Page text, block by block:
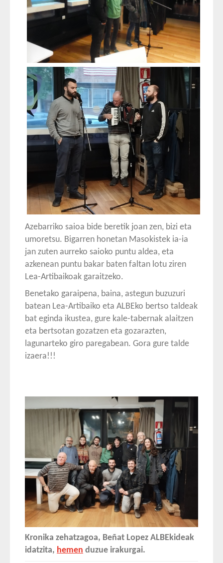
Azebarriko saioa bide beretik joan zen, bizi eta
umoretsu. Bigarren honetan Masokistek ia-ia
jan zuten aurreko saioko puntu aldea, eta
azkenean puntu bakar baten faltan lotu ziren
Lea-Artibaikoak garaitzeko.
Benetako garaipena, baina, astegun buzuzuri
batean Lea-Artibaiko eta ALBEko bertso taldeak
bat eginda ikustea, gure kale-tabernak alaitzen
eta bertsotan gozatzen eta gozarazten,
lagunarteko giro paregabean. Gora gure talde
izaera!!!
Kronika zehatzagoa, Beñat Lopez ALBEkideak
idatzita, hemen duzue irakurgai.